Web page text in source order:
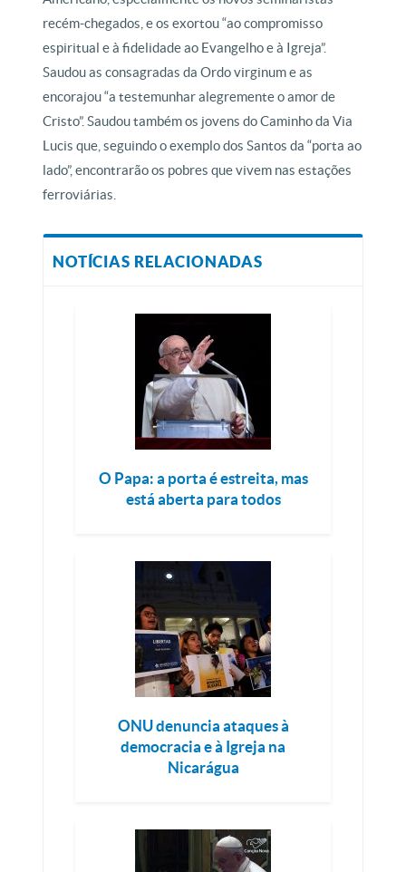
recém-chegados, e os exortou “ao compromisso
espiritual e à fidelidade ao Evangelho e à Igreja”.
Saudou as consagradas da Ordo virginum e as
encorajou “a testemunhar alegremente o amor de
Cristo”. Saudou também os jovens do Caminho da Via
Lucis que, seguindo o exemplo dos Santos da “porta ao
lado”, encontrarão os pobres que vivem nas estações
ferroviárias.
NOTÍCIAS RELACIONADAS
O Papa: a porta é estreita, mas
está aberta para todos
ONU denuncia ataques à
democracia e à Igreja na
Nicarágua